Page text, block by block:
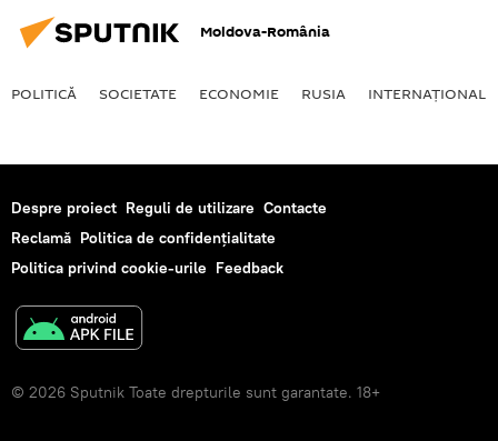
Moldova-România
POLITICĂ SOCIETATE ECONOMIE RUSIA INTERNAŢIONAL
Despre proiect Reguli de utilizare Contacte
Reclamă Politica de confidențialitate
Politica privind cookie-urile Feedback
© 2026 Sputnik Toate drepturile sunt garantate. 18+